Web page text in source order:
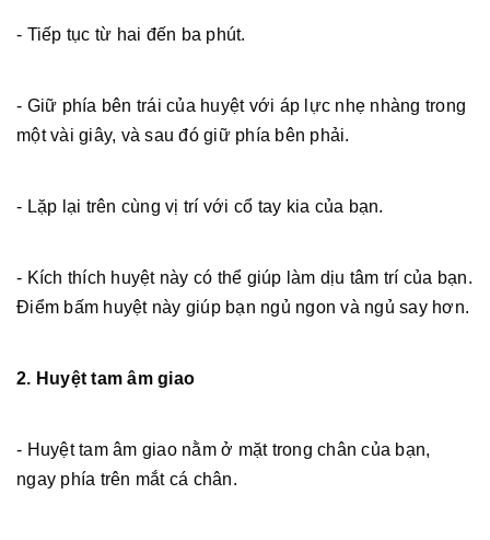
- Tiếp tục từ hai đến ba phút.
- Giữ phía bên trái của huyệt với áp lực nhẹ nhàng trong
một vài giây, và sau đó giữ phía bên phải.
- Lặp lại trên cùng vị trí với cổ tay kia của bạn.
- Kích thích huyệt này có thể giúp làm dịu tâm trí của bạn.
Điểm bấm huyệt này giúp bạn ngủ ngon và ngủ say hơn.
2. Huyệt tam âm giao
- Huyệt tam âm giao nằm ở mặt trong chân của bạn,
ngay phía trên mắt cá chân.